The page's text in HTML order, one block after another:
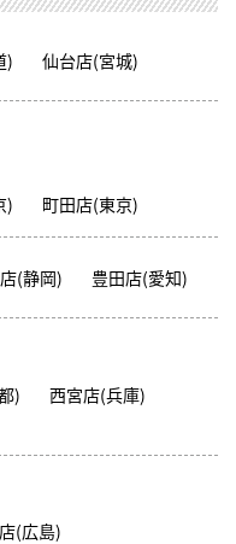
) 仙台店(宮城)
)
町田店(東京)
(静岡) 豊田店(愛知)
)
西宮店(兵庫)
(広島)